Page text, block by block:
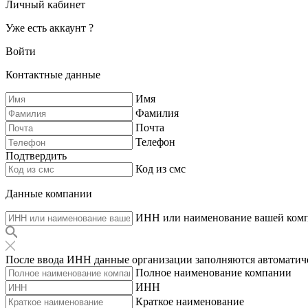
Личный кабинет
Уже есть аккаунт ?
Войти
Контактные данные
Имя
Фамилия
Почта
Телефон
Подтвердить
Код из смс
Данные компании
ИНН или наименование вашей
После ввода ИНН данные организации заполняются
Полное наименование компании
ИНН
Краткое наименование